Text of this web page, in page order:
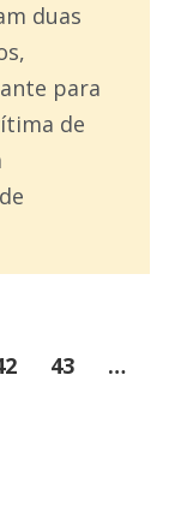
duas
para
de
43
…